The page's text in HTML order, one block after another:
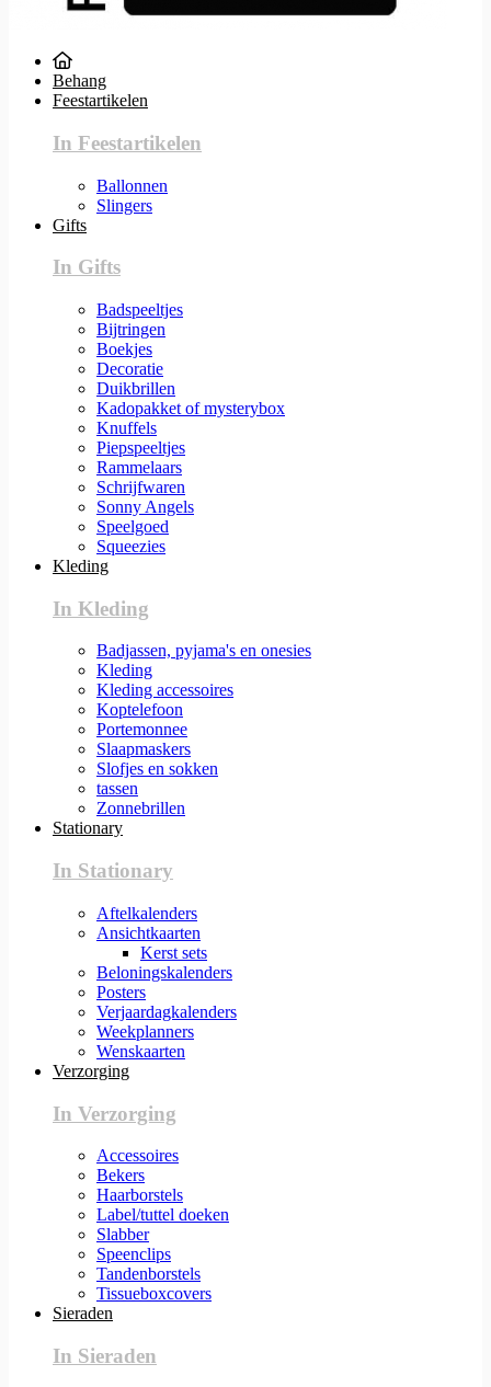
Behang
Feestartikelen
In Feestartikelen
Ballonnen
Slingers
Gifts
In Gifts
Badspeeltjes
Bijtringen
Boekjes
Decoratie
Duikbrillen
Kadopakket of mysterybox
Knuffels
Piepspeeltjes
Rammelaars
Schrijfwaren
Sonny Angels
Speelgoed
Squeezies
Kleding
In Kleding
Badjassen, pyjama's en onesies
Kleding
Kleding accessoires
Koptelefoon
Portemonnee
Slaapmaskers
Slofjes en sokken
tassen
Zonnebrillen
Stationary
In Stationary
Aftelkalenders
Ansichtkaarten
Kerst sets
Beloningskalenders
Posters
Verjaardagkalenders
Weekplanners
Wenskaarten
Verzorging
In Verzorging
Accessoires
Bekers
Haarborstels
Label/tuttel doeken
Slabber
Speenclips
Tandenborstels
Tissueboxcovers
Sieraden
In Sieraden